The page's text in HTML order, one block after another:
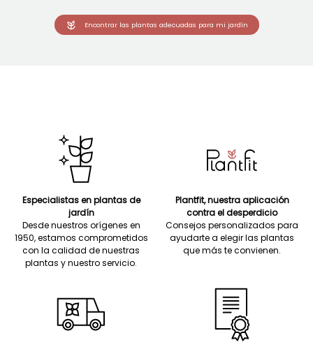
Encontrar las plantas adecuadas para mi jardín
Especialistas en plantas de
jardín
Desde nuestros orígenes en
1950, estamos comprometidos
con la calidad de nuestras
plantas y nuestro servicio.
Plantfit, nuestra aplicación
contra el desperdicio
Consejos personalizados para
ayudarte a elegir las plantas
que más te convienen.